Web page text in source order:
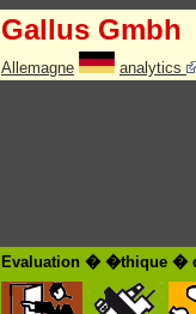
Gallus Gmbh
Allemagne analytics
Evaluation � �thique �